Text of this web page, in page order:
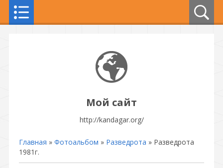
Мой сайт
http://kandagar.org/
Главная » Фотоальбом » Разведрота » Разведрота
1981г.